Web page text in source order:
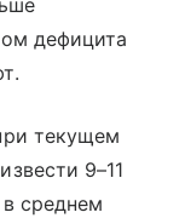
дефицита
текущем
9–11
среднем